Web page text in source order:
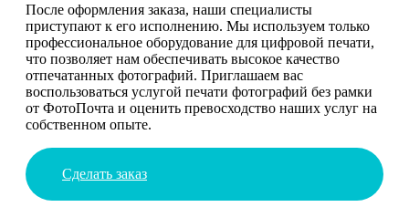
После оформления заказа, наши специалисты
приступают к его исполнению. Мы используем только
профессиональное оборудование для цифровой печати,
что позволяет нам обеспечивать высокое качество
отпечатанных фотографий. Приглашаем вас
воспользоваться услугой печати фотографий без рамки
от ФотоПочта и оценить превосходство наших услуг на
собственном опыте.
Сделать заказ